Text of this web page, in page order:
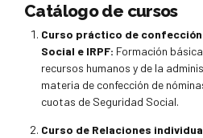
Catálogo de cursos
Curso práctico de
Social e IRPF: Formación
recursos humanos y de la
materia de confección de
cuotas de Seguridad Social.
Curso de Relaciones